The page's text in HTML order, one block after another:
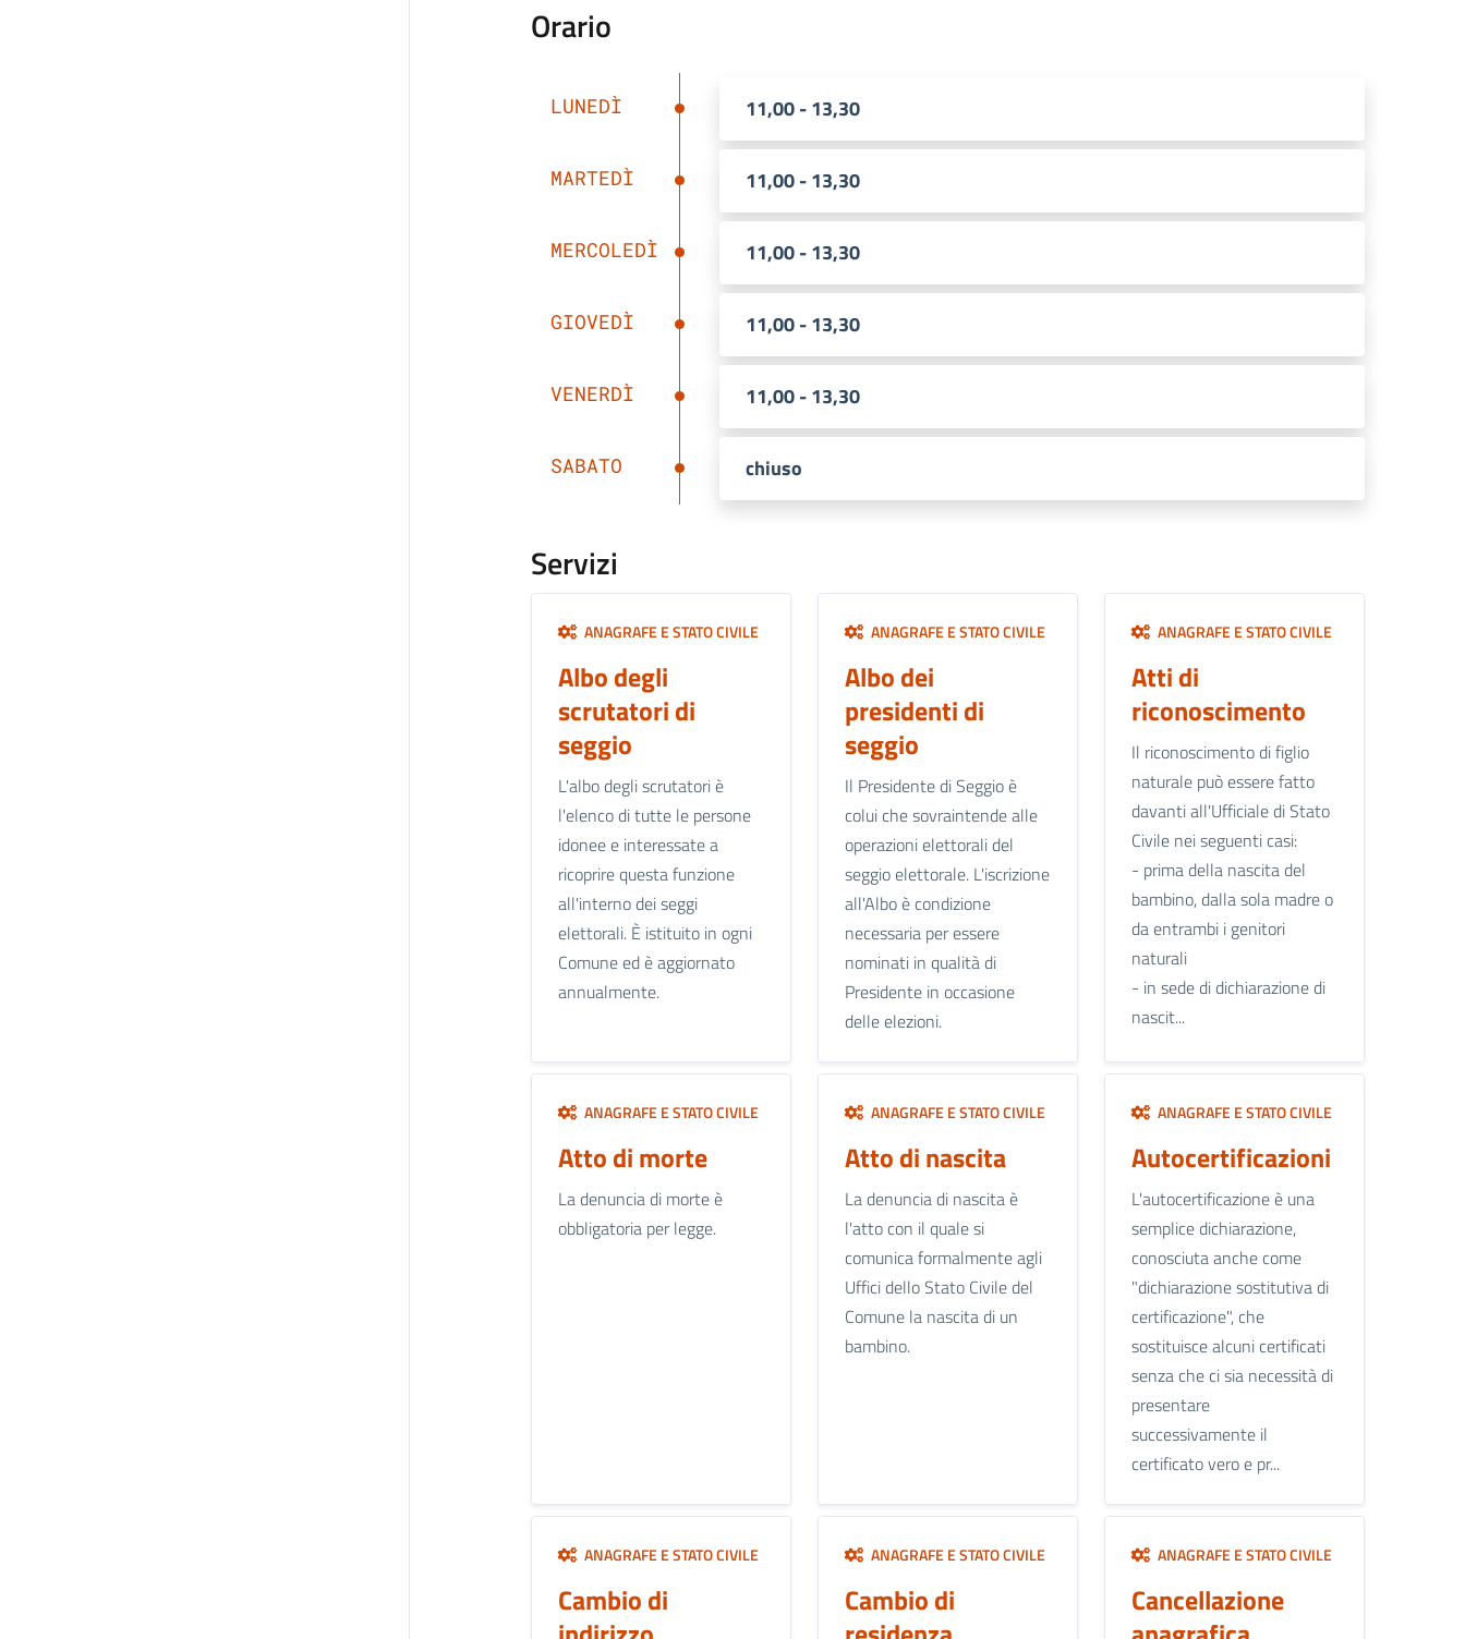
Orario
LUNEDÌ 11,00 - 13,30
MARTEDÌ 11,00 - 13,30
MERCOLEDÌ 11,00 - 13,30
GIOVEDÌ 11,00 - 13,30
VENERDÌ 11,00 - 13,30
SABATO chiuso
Servizi
ANAGRAFE E STATO CIVILE
Albo degli
scrutatori di
seggio
L'albo degli scrutatori è
l'elenco di tutte le persone
idonee e interessate a
ricoprire questa funzione
all'interno dei seggi
elettorali. È istituito in ogni
Comune ed è aggiornato
annualmente.
ANAGRAFE E STATO CIVILE
Albo dei
presidenti di
seggio
Il Presidente di Seggio è
colui che sovraintende alle
operazioni elettorali del
seggio elettorale. L'iscrizione
all'Albo è condizione
necessaria per essere
nominati in qualità di
Presidente in occasione
delle elezioni.
ANAGRAFE E STATO CIVILE
Atti di
riconoscimento
Il riconoscimento di figlio
naturale può essere fatto
davanti all'Ufficiale di Stato
Civile nei seguenti casi:
- prima della nascita del
bambino, dalla sola madre o
da entrambi i genitori
naturali
- in sede di dichiarazione di
nascit...
ANAGRAFE E STATO CIVILE
Atto di morte
La denuncia di morte è
obbligatoria per legge.
ANAGRAFE E STATO CIVILE
Atto di nascita
La denuncia di nascita è
l'atto con il quale si
comunica formalmente agli
Uffici dello Stato Civile del
Comune la nascita di un
bambino.
ANAGRAFE E STATO CIVILE
Autocertificazioni
L'autocertificazione è una
semplice dichiarazione,
conosciuta anche come
"dichiarazione sostitutiva di
certificazione", che
sostituisce alcuni certificati
senza che ci sia necessità di
presentare
successivamente il
certificato vero e pr...
ANAGRAFE E STATO CIVILE
Cambio di
ANAGRAFE E STATO CIVILE
Cambio di
ANAGRAFE E STATO CIVILE
Cancellazione